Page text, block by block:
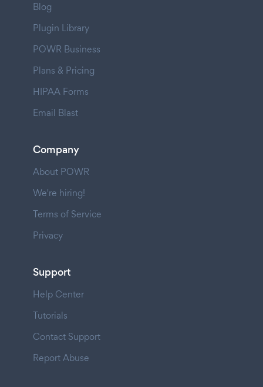
Blog
Plugin Library
POWR Business
Plans & Pricing
HIPAA Forms
Email Blast
Company
About POWR
We're hiring!
Terms of Service
Privacy
Support
Help Center
Tutorials
Contact Support
Report Abuse